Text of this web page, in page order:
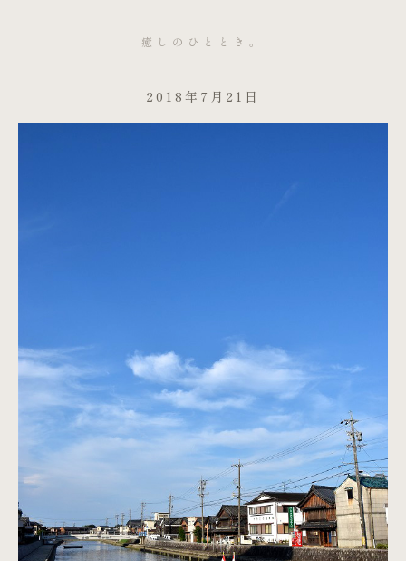
癒しのひととき。
2018年7月21日